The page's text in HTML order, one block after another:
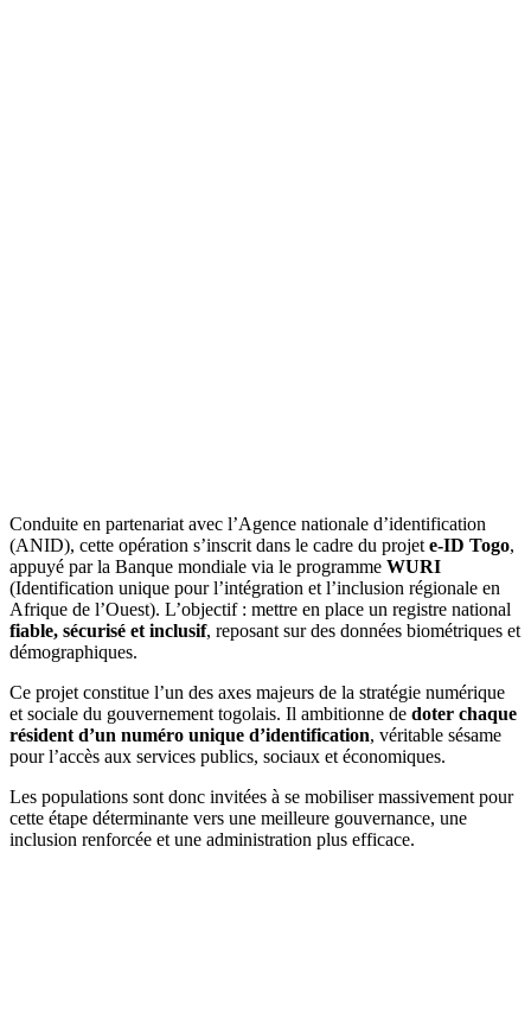
Conduite en partenariat avec l’Agence nationale d’identification
(ANID), cette opération s’inscrit dans le cadre du projet e-ID Togo,
appuyé par la Banque mondiale via le programme WURI
(Identification unique pour l’intégration et l’inclusion régionale en
Afrique de l’Ouest). L’objectif : mettre en place un registre national
fiable, sécurisé et inclusif, reposant sur des données biométriques et
démographiques.
Ce projet constitue l’un des axes majeurs de la stratégie numérique
et sociale du gouvernement togolais. Il ambitionne de doter chaque
résident d’un numéro unique d’identification, véritable sésame
pour l’accès aux services publics, sociaux et économiques.
Les populations sont donc invitées à se mobiliser massivement pour
cette étape déterminante vers une meilleure gouvernance, une
inclusion renforcée et une administration plus efficace.